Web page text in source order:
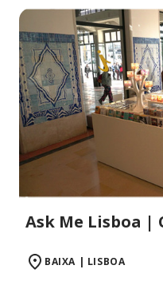
Ask Me Lisboa |
BAIXA | LISBOA